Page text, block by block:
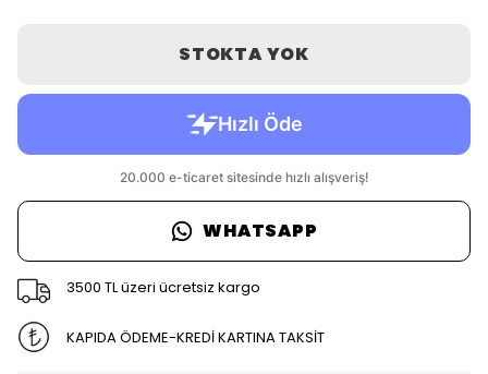
STOKTA YOK
WHATSAPP
3500 TL üzeri ücretsiz kargo
KAPIDA ÖDEME-KREDİ KARTINA TAKSİT